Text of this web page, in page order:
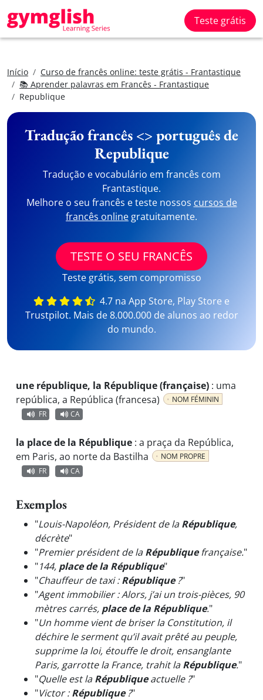
Teste grátis
Início
Curso de francês online: teste grátis - Frantastique
📚 Aprender palavras em Francês - Frantastique
Republique
Tradução francês <> português de
Republique
Tradução e vocabulário em francês com
Frantastique.
Melhore o seu francês e teste nossos cursos de
francês online gratuitamente.
TESTE O SEU FRANCÊS
Teste grátis, sem compromisso
4.7 na App Store, Play Store e
Trustpilot. Mais de 8.000.000 de alunos ao redor
do mundo.
une république, la République (française) : uma
república, a República (francesa)
NOM FÉMININ
FR
CA
la place de la République : a praça da República,
em Paris, ao norte da Bastilha
NOM PROPRE
FR
CA
Exemplos
"Louis-Napoléon, Président de laRépublique,
décrète"
"Premier président de laRépubliquefrançaise."
"144, place de la République"
"Chauffeur de taxi :République?"
"Agent immobilier : Alors, j’ai un trois-pièces, 90
mètres carrés, place de la République."
"Un homme vient de briser la Constitution, il
déchire le serment qu’il avait prêté au peuple,
supprime la loi, étouffe le droit, ensanglante
Paris, garrotte la France, trahit laRépublique."
"Quelle est laRépubliqueactuelle ?"
"Victor :République?"